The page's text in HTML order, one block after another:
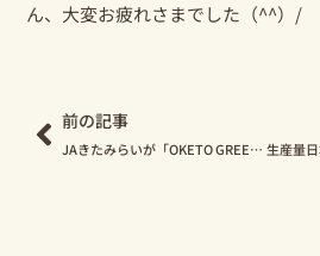
ん、大変お疲れさまでした（^^）/
前の記事
JAきたみらいが「OKETO GREEN FESTIVAL」のフードコーナーに出店します！